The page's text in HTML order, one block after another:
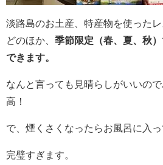
淡路島のお土産、特産物を使った
どのほか、 季節限定（春、夏、秋
できます。
なんと言っても見晴らしがいいの
高！
で、煙くさくなったらお風呂に入っ
完璧すぎます。